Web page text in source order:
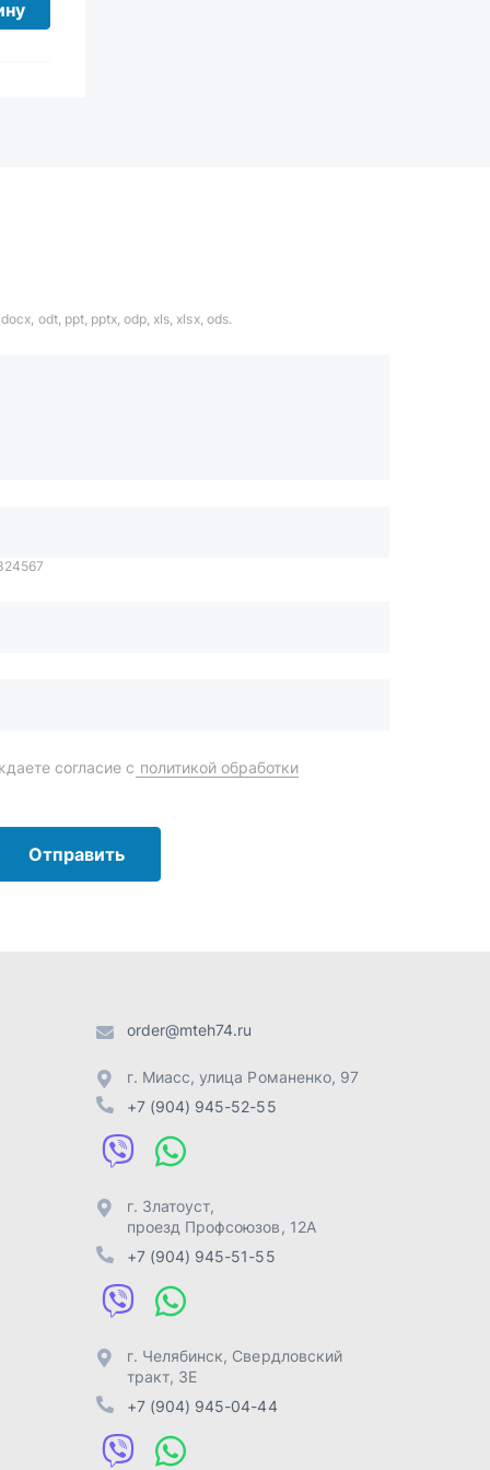
odt, ppt, pptx, odp, xls, xlsx, ods.
Отправить
+7 (904) 945-52-55
г. Челябинск,Свердловский
тракт, 3Е
Отправить заявку
Разработка -